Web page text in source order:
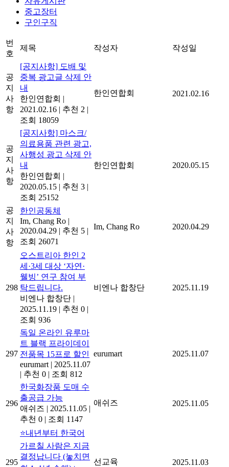
중고장터
구인구직
번
호
제목 작성자 작성일
공
지
사
항
[공지사항] 도배 및
중복 광고글 삭제 안
내
한인연합회 |
2021.02.16 | 추천 2 |
조회 18059
한인연합회 2021.02.16
공
지
사
항
[공지사항] 마스크/
의료용품 관련 광고,
사행성 광고 삭제 안
내
한인연합회 |
2020.05.15 | 추천 3 |
조회 25152
한인연합회 2020.05.15
공
지
사
항
한인공동체
Im, Chang Ro |
2020.04.29 | 추천 5 |
조회 26071
Im, Chang Ro 2020.04.29
298
오스트리아 한인 2
세·3세 대상 ‘자연·
웰빙’ 연구 참여 부
탁드립니다.
비엔나 합창단 |
2025.11.19 | 추천 0 |
조회 936
비엔나 합창단 2025.11.19
297
독일 온라인 유루마
트 블랙 프라이데이
전품목 15프로 할인
eurumart | 2025.11.07
| 추천 0 | 조회 812
eurumart 2025.11.07
296
한국화장품 도매 수
출공급 가능
애쉬즈 | 2025.11.05 |
추천 0 | 조회 1147
애쉬즈 2025.11.05
295
⭐내년부터 한국어
가르칠 사람은 지금
결정납니다 (놓치면
선교육 2025.11.03